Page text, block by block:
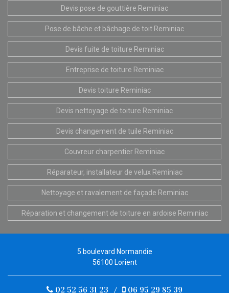
Devis pose de gouttière Reminiac
Pose de bâche et bâchage de toit Reminiac
Devis fuite de toiture Reminiac
Entreprise de toiture Reminiac
Devis toiture Reminiac
Devis nettoyage de toiture Reminiac
Devis changement de tuile Reminiac
Couvreur charpentier Reminiac
Réparateur, installateur de velux Reminiac
Nettoyage et ravalement de façade Reminiac
Réparation et changement de toiture en ardoise Reminiac
5 boulevard Normandie
56100 Lorient
02 52 56 31 23 / 06 95 29 85 39